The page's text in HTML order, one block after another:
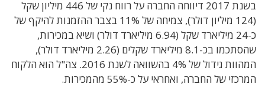
בשנת 2017 דיווחה החברה על רווח נקי של 446 מיליון שקל
(124 מיליון דולר), צמיחה של 11% בצבר ההזמנות להיקף של
כ-24 מיליארד שקל (6.94 מיליארד דולר) ושיא במכירות,
שהסתכמו בכ-8.1 מיליארד שקלים (2.26 מיליארד דולר),
המהוות גידול של 4% בהשוואה לשנת 2016. צה"ל הוא הלקוח
המרכזי של החברה, ואחראי על כ-55% מהמכירות.